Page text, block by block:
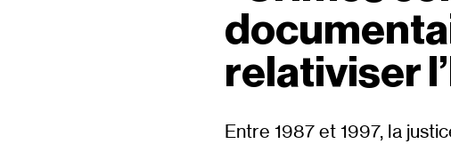
relativiser
Entre 1987 et 1997, la